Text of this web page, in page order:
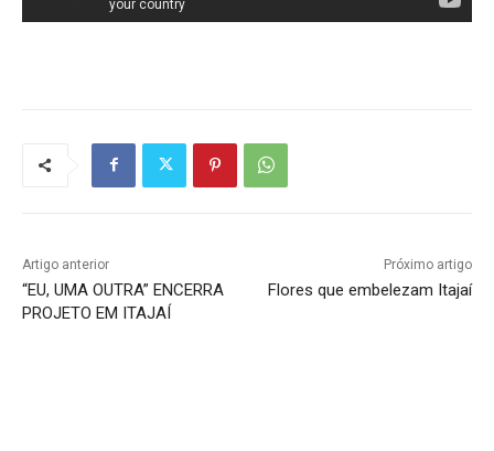
Artigo anterior
“EU, UMA OUTRA” ENCERRA
PROJETO EM ITAJAÍ
Próximo artigo
Flores que embelezam Itajaí